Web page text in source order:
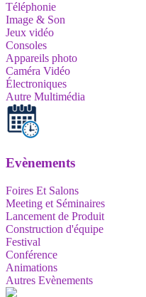
Téléphonie
Image & Son
Jeux vidéo
Consoles
Appareils photo
Caméra Vidéo
Électroniques
Autre Multimédia
Evènements
Foires Et Salons
Meeting et Séminaires
Lancement de Produit
Construction d'équipe
Festival
Conférence
Animations
Autres Evènements